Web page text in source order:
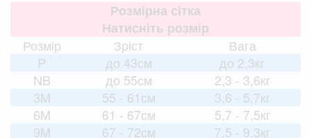
Розмірна сітка
Натисніть розмір
Розмір
Зріст
Вага
P
до 43см
до 2,3кг
NB
до 55см
2,3 - 3,6кг
3M
55 - 61см
3,6 - 5,7кг
6M
61 - 67см
5,7 - 7,5кг
9M
67 - 72см
7,5 - 9,3кг